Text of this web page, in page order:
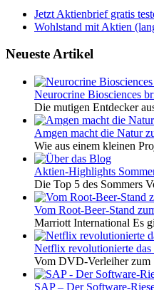
Jetzt Aktienbrief gratis
Wohlstand mit Aktien
Neueste Artikel
Neurocrine Biosciences
Die mutigen Entdecker
Amgen macht die Natur
Wie aus einem kleinen
Aktien-Highlights
Die Top 5 des Sommers
Vom Root-Beer-Stand
Marriott International Es
Netflix revolutionierte das
Vom DVD-Verleiher zum
SAP – Der Software-